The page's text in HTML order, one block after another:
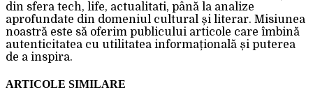
din sfera tech, life, actualitati, până la analize
aprofundate din domeniul cultural și literar. Misiunea
noastră este să oferim publicului articole care îmbină
autenticitatea cu utilitatea informațională și puterea
de a inspira.
ARTICOLE SIMILARE